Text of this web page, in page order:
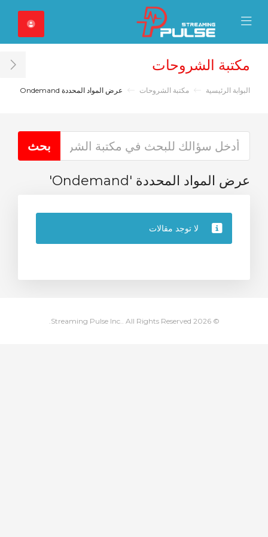
Mobile Menu
Close Mobile
مكتبة الشروحات
البوابة الرئيسية مكتبة الشروحات عرض المواد المحددة Ondemand
عرض المواد المحددة 'Ondemand'
لا توجد مقالات
© 2026 Streaming Pulse Inc.. All Rights Reserved.